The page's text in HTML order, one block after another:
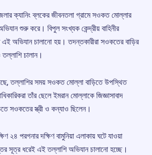
ক্যানিং ব্লকের জীবনতলা গ্রামে সওকত মোল্লার
শুরু করে। বিপুল সংখ্যক কেন্দ্রীয় বাহিনীর
অভিযান চালানো হয়। তদন্তকারীরা সওকতের বাড়ির
তল্লাশি চালান।
তল্লাশির সময় সওকত মোল্লা বাড়িতে উপস্থিত
তাঁর ছেলে ইমরান মোল্লাকে জিজ্ঞাসাবাদ
সওকতের স্ত্রী ও কন্যাও ছিলেন।
২৪ পরগনার দক্ষিণ বামুনিয়া এলাকায় ঘটে যাওয়া
সূত্র ধরেই এই তল্লাশি অভিযান চালানো হচ্ছে।